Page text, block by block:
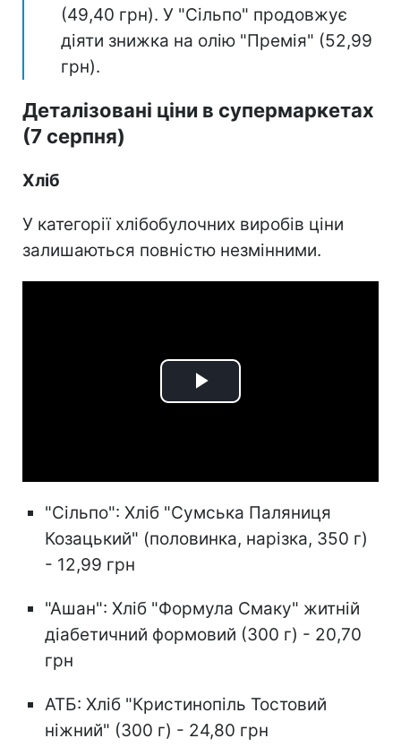
(49,40 грн). У "Сільпо" продовжує
діяти знижка на олію "Премія" (52,99
грн).
Деталізовані ціни в супермаркетах
(7 серпня)
Хліб
У категорії хлібобулочних виробів ціни
залишаються повністю незмінними.
Play
"Сільпо": Хліб "Сумська Паляниця
Козацький" (половинка, нарізка, 350 г)
- 12,99 грн
"Ашан": Хліб "Формула Смаку" житній
діабетичний формовий (300 г) - 20,70
грн
АТБ: Хліб "Кристинопіль Тостовий
ніжний" (300 г) - 24,80 грн